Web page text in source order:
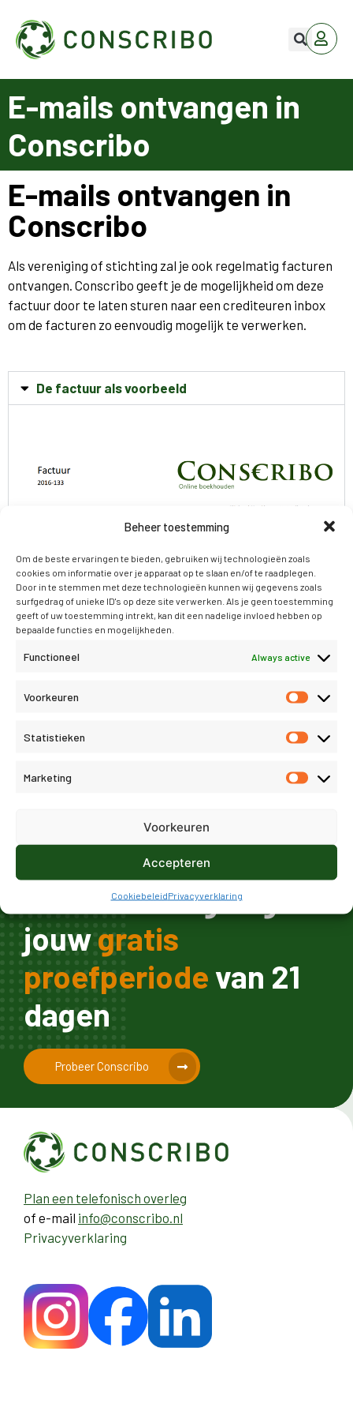
Beheer toestemming
Om de beste ervaringen te bieden, gebruiken wij technologieën zoals
cookies om informatie over je apparaat op te slaan en/of te raadplegen.
Door in te stemmen met deze technologieën kunnen wij gegevens zoals
surfgedrag of unieke ID's op deze site verwerken. Als je geen toestemming
geeft of uw toestemming intrekt, kan dit een nadelige invloed hebben op
bepaalde functies en mogelijkheden.
Functioneel Always active
Voorkeuren
Statistieken
Marketing
Accepteren
Voorkeuren
CookiebeleidPrivacyverklaring
E-mails ontvangen in
Conscribo
E-mails ontvangen in
Conscribo
Als vereniging of stichting zal je ook regelmatig facturen
ontvangen. Conscribo geeft je de mogelijkheid om deze
factuur door te laten sturen naar een crediteuren inbox
om de facturen zo eenvoudig mogelijk te verwerken.
De factuur als voorbeeld
Start vandaag nog
jouwgratis
proefperiode van 21
dagen
Probeer Conscribo
Plan een telefonisch overleg
of e-mail info@conscribo.nl
Privacyverklaring